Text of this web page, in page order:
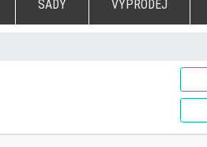
SADY VÝPRODEJ